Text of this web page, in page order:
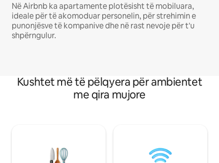
Në Airbnb ka apartamente plotësisht të mobiluara,
ideale për të akomoduar personelin, për strehimin e
punonjësve të kompanive dhe në rast nevoje për t'u
shpërngulur.
Kushtet më të pëlqyera për ambientet
me qira mujore